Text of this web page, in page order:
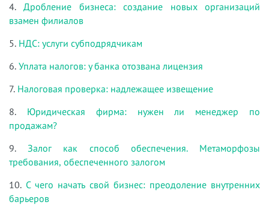
4.Дробление бизнеса: создание новых организаций
взамен филиалов
5. НДС: услуги субподрядчикам
6. Уплата налогов: у банка отозвана лицензия
7. Налоговая проверка: надлежащее извещение
8. Юридическая фирма: нужен ли менеджер по
продажам?
9.Залог как способ обеспечения. Метаморфозы
требования, обеспеченного залогом
10. С чего начать свой бизнес: преодоление внутренних
барьеров